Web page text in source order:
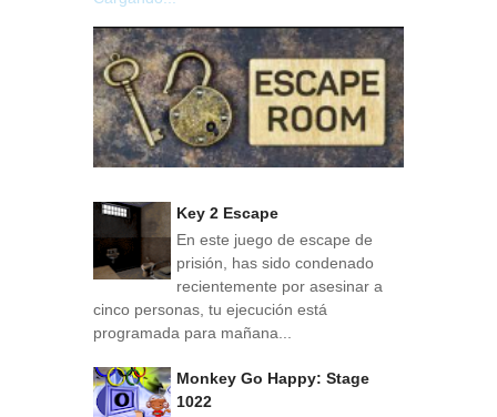
Key 2 Escape
En este juego de escape de
prisión, has sido condenado
recientemente por asesinar a
cinco personas, tu ejecución está
programada para mañana...
Monkey Go Happy: Stage
1022